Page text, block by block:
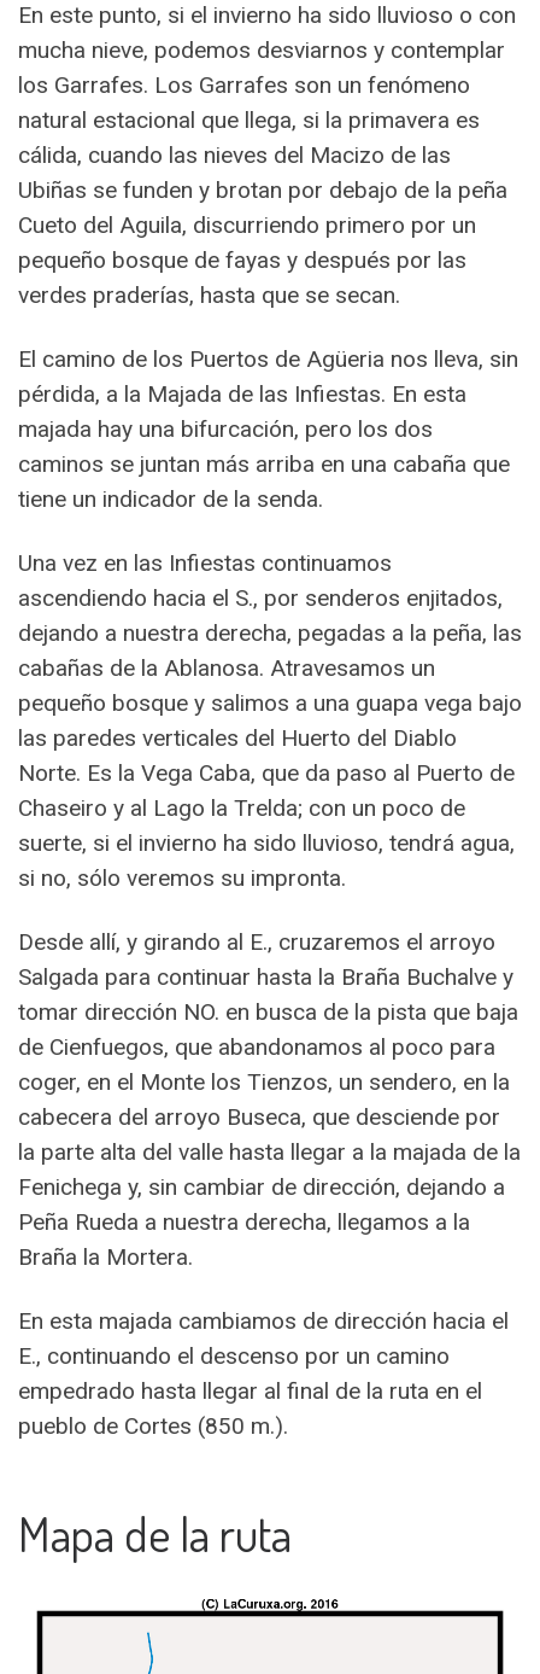
En este punto, si el invierno ha sido lluvioso o con
mucha nieve, podemos desviarnos y contemplar
los Garrafes. Los Garrafes son un fenómeno
natural estacional que llega, si la primavera es
cálida, cuando las nieves del Macizo de las
Ubiñas se funden y brotan por debajo de la peña
Cueto del Aguila, discurriendo primero por un
pequeño bosque de fayas y después por las
verdes praderías, hasta que se secan.
El camino de los Puertos de Agüeria nos lleva, sin
pérdida, a la Majada de las Infiestas. En esta
majada hay una bifurcación, pero los dos
caminos se juntan más arriba en una cabaña que
tiene un indicador de la senda.
Una vez en las Infiestas continuamos
ascendiendo hacia el S., por senderos enjitados,
dejando a nuestra derecha, pegadas a la peña, las
cabañas de la Ablanosa. Atravesamos un
pequeño bosque y salimos a una guapa vega bajo
las paredes verticales del Huerto del Diablo
Norte. Es la Vega Caba, que da paso al Puerto de
Chaseiro y al Lago la Trelda; con un poco de
suerte, si el invierno ha sido lluvioso, tendrá agua,
si no, sólo veremos su impronta.
Desde allí, y girando al E., cruzaremos el arroyo
Salgada para continuar hasta la Braña Buchalve y
tomar dirección NO. en busca de la pista que baja
de Cienfuegos, que abandonamos al poco para
coger, en el Monte los Tienzos, un sendero, en la
cabecera del arroyo Buseca, que desciende por
la parte alta del valle hasta llegar a la majada de la
Fenichega y, sin cambiar de dirección, dejando a
Peña Rueda a nuestra derecha, llegamos a la
Braña la Mortera.
En esta majada cambiamos de dirección hacia el
E., continuando el descenso por un camino
empedrado hasta llegar al final de la ruta en el
pueblo de Cortes (850 m.).
Mapa de la ruta